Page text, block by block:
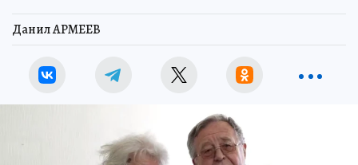
Данил АРМЕЕВ